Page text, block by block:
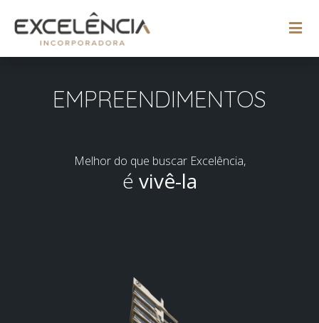
EMPREENDIMENTOS
Melhor do que buscar Excelência,
é vivê-la